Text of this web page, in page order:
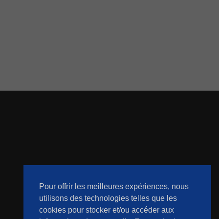
Pour offrir les meilleures expériences, nous
utilisons des technologies telles que les
cookies pour stocker et/ou accéder aux